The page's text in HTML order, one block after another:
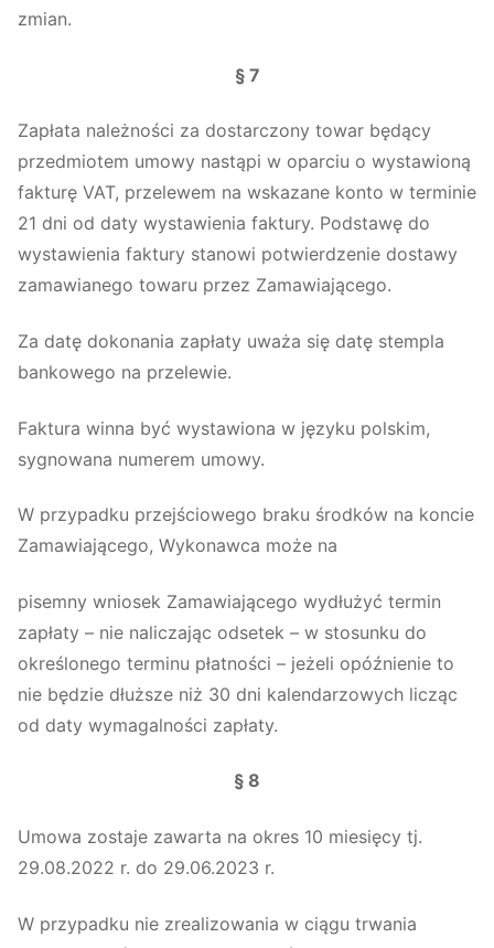
zmian.
§ 7
Zapłata należności za dostarczony towar będący
przedmiotem umowy nastąpi w oparciu o wystawioną
fakturę VAT, przelewem na wskazane konto w terminie
21 dni od daty wystawienia faktury. Podstawę do
wystawienia faktury stanowi potwierdzenie dostawy
zamawianego towaru przez Zamawiającego.
Za datę dokonania zapłaty uważa się datę stempla
bankowego na przelewie.
Faktura winna być wystawiona w języku polskim,
sygnowana numerem umowy.
W przypadku przejściowego braku środków na koncie
Zamawiającego, Wykonawca może na
pisemny wniosek Zamawiającego wydłużyć termin
zapłaty – nie naliczając odsetek – w stosunku do
określonego terminu płatności – jeżeli opóźnienie to
nie będzie dłuższe niż 30 dni kalendarzowych licząc
od daty wymagalności zapłaty.
§ 8
Umowa zostaje zawarta na okres 10 miesięcy tj.
29.08.2022 r. do 29.06.2023 r.
W przypadku nie zrealizowania w ciągu trwania